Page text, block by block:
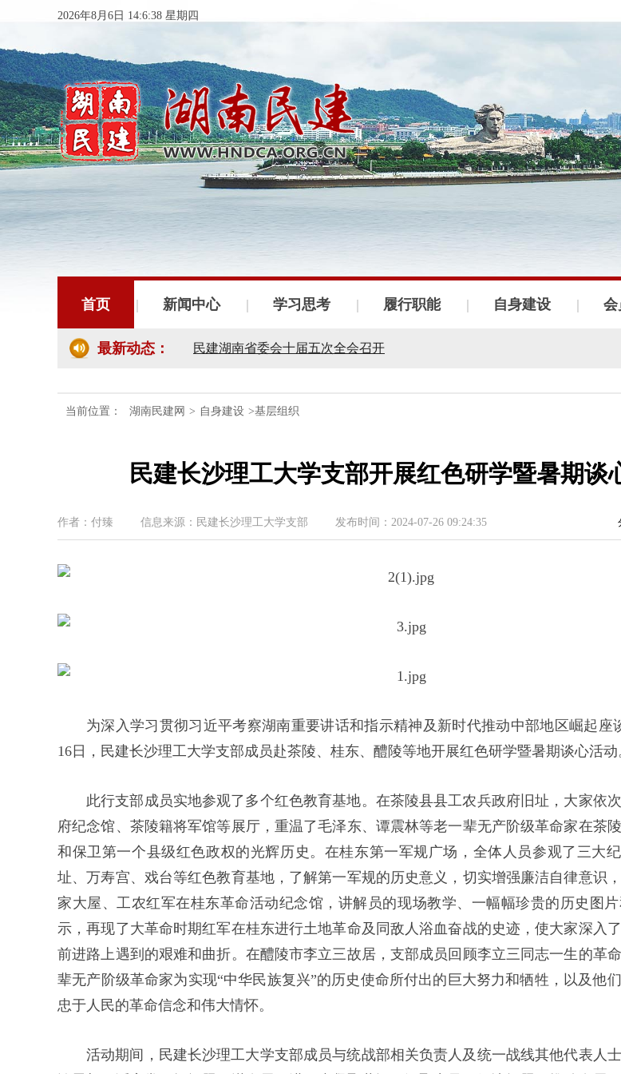
2026年8月6日 14:6:38 星期四
首页 新闻中心 学习思考 履行职能 自身建设 会
最新动态： 民建湖南省委会十届五次全会召开
民建湖南省委会开展2024年度理论学习中心组第四次集体学习
民建湖南省委会召开全省组织建设工作会议
当前位置： 湖南民建网 > 自身建设 >基层组织
民建长沙理工大学支部开展红色研学暨暑期谈
作者：付臻 信息来源：民建长沙理工大学支部 发布时间：2024-07-26 09:24:35
为深入学习贯彻习近平考察湖南重要讲话和指示精神及新时代推动中部地区崛起座
16日，民建长沙理工大学支部成员赴茶陵、桂东、醴陵等地开展红色研学暨暑期谈心活动
此行支部成员实地参观了多个红色教育基地。在茶陵县县工农兵政府旧址，大家依
府纪念馆、茶陵籍将军馆等展厅，重温了毛泽东、谭震林等老一辈无产阶级革命家在茶
和保卫第一个县级红色政权的光辉历史。在桂东第一军规广场，全体人员参观了三大
址、万寿宫、戏台等红色教育基地，了解第一军规的历史意义，切实增强廉洁自律意识
家大屋、工农红军在桂东革命活动纪念馆，讲解员的现场教学、一幅幅珍贵的历史图
示，再现了大革命时期红军在桂东进行土地革命及同敌人浴血奋战的史迹，使大家深入
前进路上遇到的艰难和曲折。在醴陵市李立三故居，支部成员回顾李立三同志一生的革
辈无产阶级革命家为实现“中华民族复兴”的历史使命所付出的巨大努力和牺牲，以及他
忠于人民的革命信念和伟大情怀。
活动期间，民建长沙理工大学支部成员与统战部相关负责人及统一战线其他代表人